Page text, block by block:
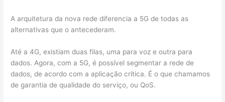
A arquitetura da nova rede diferencia a 5G de todas as
alternativas que o antecederam.
Até a 4G, existiam duas filas, uma para voz e outra para
dados. Agora, com a 5G, é possível segmentar a rede de
dados, de acordo com a aplicação crítica. É o que chamamos
de garantia de qualidade do serviço, ou QoS.